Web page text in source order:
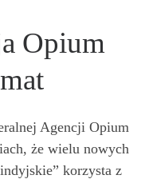
Opium
Agencji Opium
że wielu nowych
korzysta z